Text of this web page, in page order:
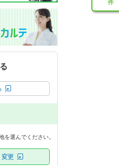
を選んでください。
変更